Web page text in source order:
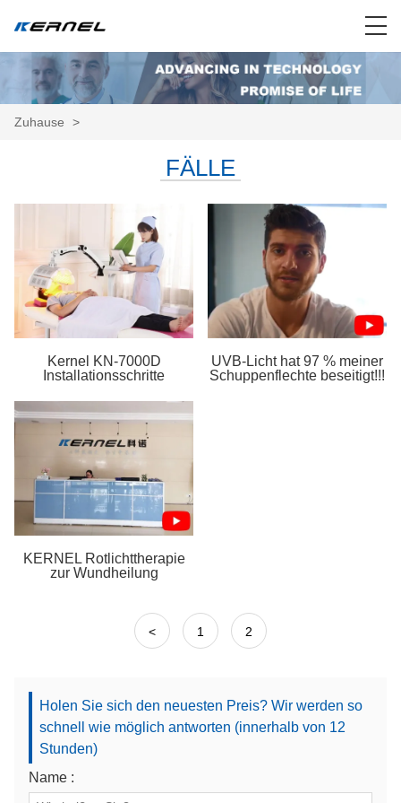
Zuhause >
FÄLLE
Kernel KN-7000D
Installationsschritte
UVB-Licht hat 97 % meiner
Schuppenflechte beseitigt!!!
KERNEL Rotlichttherapie
zur Wundheilung
< 1 2
Holen Sie sich den neuesten Preis? Wir werden so
schnell wie möglich antworten (innerhalb von 12
Stunden)
Name :